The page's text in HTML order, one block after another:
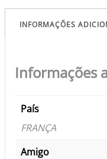
INFORMAÇÕES
Informações
País
FRANÇA
Amigo